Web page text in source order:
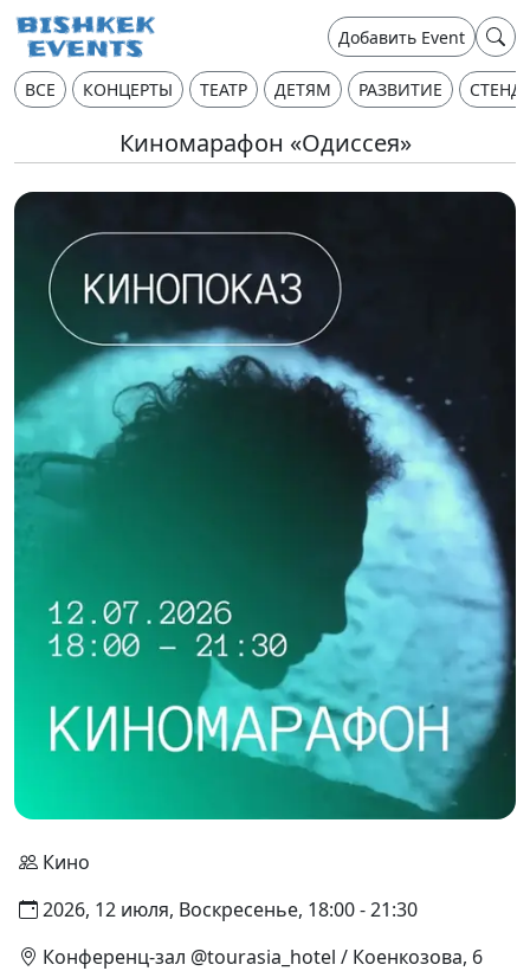
Добавить Event
ВСЕ КОНЦЕРТЫ ТЕАТР ДЕТЯМ РАЗВИТИЕ
Киномарафон «Одиссея»
Кино
2026, 12 июля, Воскресенье, 18:00 - 21:30
Конференц-зал @tourasia_hotel / Коенкозова, 6